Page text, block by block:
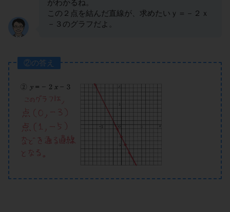
がわかるね。
この２点を結んだ直線が、求めたいｙ＝－２ｘ
－３のグラフだよ。
②の答え